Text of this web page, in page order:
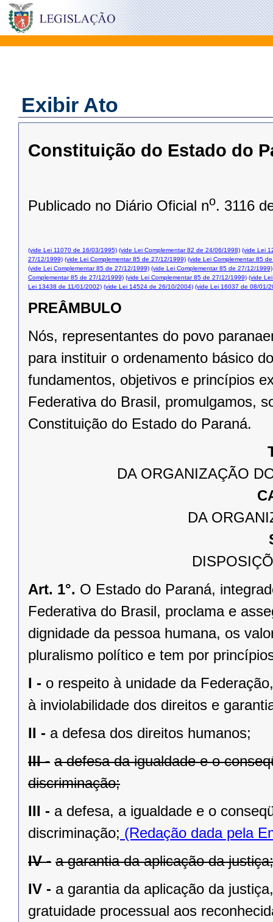
Exibir Ato
Constituição do Estado do
Publicado no Diário Oficial no. 3116
(vide Lei 11070 de 16/03/1995) (vide Lei Complementar 82 de 24/06/1998) (vide Lei
27/12/1999) (vide Lei Complementar 85 de 27/12/1999) (vide Lei Complementar 85
(vide Lei Complementar 85 de 27/12/1999) (vide Lei Complementar 85 de 27/12/1999)
Complementar 85 de 27/12/1999) (vide Lei Complementar 85 de 27/12/1999) (vide
Lei 13438 de 11/01/2002) (vide Lei 14524 de 26/10/2004) (vide Lei 16037 de 08/01/
PREÂMBULO
Nós, representantes do povo
para instituir o ordenamento básico
fundamentos, objetivos e princípios
Federativa do Brasil, promulgamos,
Constituição do Estado do Paraná.
DA ORGANIZAÇÃO
DA
Art. 1°. O Estado do Paraná,
Federativa do Brasil, proclama e
dignidade da pessoa humana, os
pluralismo político e tem por
I - o respeito à unidade da
à inviolabilidade dos direitos e
II - a defesa dos direitos humanos;
III - a defesa da igualdade e o
discriminação;
III - a defesa, a igualdade e o
discriminação; (Redação dada pela
IV - a garantia da aplicação da justiça;
IV - a garantia da aplicação da
gratuidade processual aos